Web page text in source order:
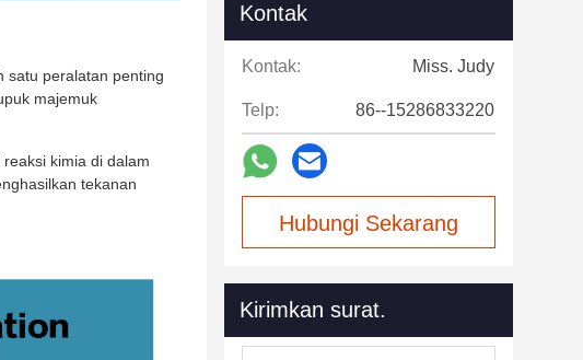
satu peralatan penting
majemuk
kimia di dalam
tekanan
Kontak
Kontak: Miss. Judy
Telp: 86--15286833220
Hubungi Sekarang
Kirimkan surat.